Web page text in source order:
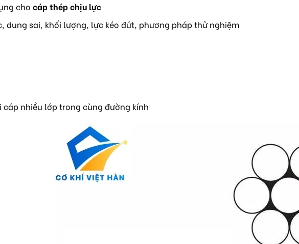
cho cáp thép chịu lực
dung sai, khối lượng, lực kéo đứt, phương pháp thử nghiệm
nhiều lớp trong cùng đường kính